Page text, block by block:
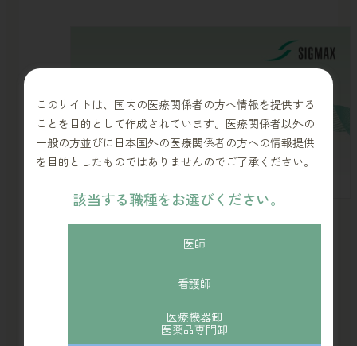
このサイトは、国内の医療関係者の方へ情報を提供する
ことを目的として作成されています。医療関係者以外の
一般の方並びに日本国外の医療関係者の方への情報提供
を目的としたものではありませんのでご了承ください。
該当する職種をお選びください。
医師
看護師
医療機器卸
医薬品専門卸
めとした携帯型医療機器活用の有用性について、愛
知県名古屋市のみどり訪問クリニック 姜 琪鎬（か
ん・きほ）先生にお話しいただいた内容をまとめた